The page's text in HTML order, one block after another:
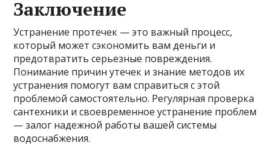
Заключение
Устранение протечек — это важный процесс,
который может сэкономить вам деньги и
предотвратить серьезные повреждения.
Понимание причин утечек и знание методов их
устранения помогут вам справиться с этой
проблемой самостоятельно. Регулярная проверка
сантехники и своевременное устранение проблем
— залог надежной работы вашей системы
водоснабжения.